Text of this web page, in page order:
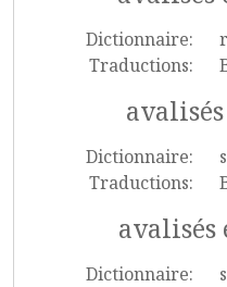
Dictionnaire:
Traductions:
Dictionnaire:
Traductions:
avalisés
Dictionnaire: